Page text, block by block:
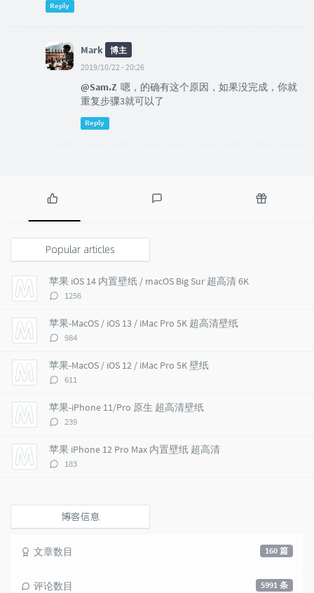
Reply
Mark
博主
2019/10/22 - 20:26
@Sam.Z 嗯，的确有这个原因，如果没完成，你就
重复步骤3就可以了
Reply
P
p
u
l
a
r
a
r
t
i
c
l
e
s
t
m
n
s
Popular articles
苹果 iOS 14 内置壁纸 / macOS Big Sur 超高清 6K
评
数：
1256
苹果-MacOS / iOS 13 / iMac Pro 5K 超高清壁纸
评
数：
984
苹果-MacOS / iOS 12 / iMac Pro 5K 壁纸
评
数：
611
苹果-iPhone 11/Pro 原生 超高清壁纸
评
数：
239
苹果 iPhone 12 Pro Max 内置壁纸 超高清
评
183
博客信息
160 篇
文章数目
5991 条
评论数目